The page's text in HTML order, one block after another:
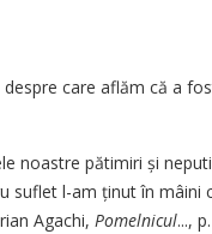
care aflăm că a
noastre pătimiri și
suflet l-am ținut în mâini
Agachi, Pomelnicul...,